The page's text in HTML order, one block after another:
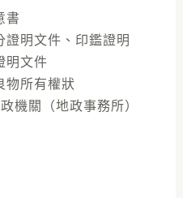
書
證明文件、印鑑證明
明文件
物所有權狀
機關（地政事務所）